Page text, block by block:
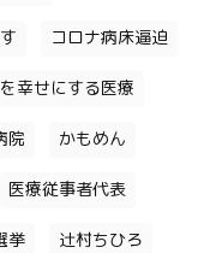
コロナ病床逼迫
幸せにする医療
院 かもめん
医療従事者代表
挙 辻村ちひろ